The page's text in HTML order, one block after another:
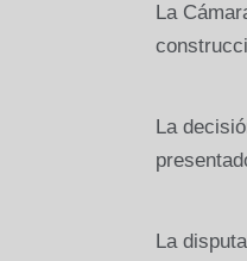
La
La
La